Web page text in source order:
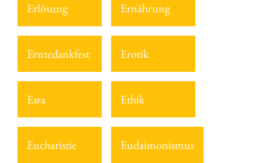
Erlösung Ernährung
Erntedankfest Erotik
Esra Ethik
Eucharistie Eudaimonismus